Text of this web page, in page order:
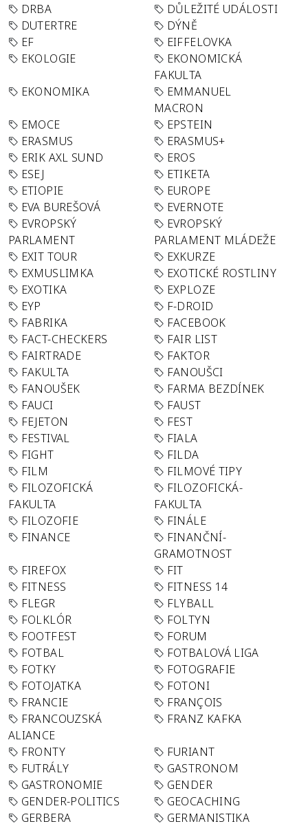
DRBA
DŮLEŽITÉ UDÁLOSTI
DUTERTRE
DÝNĚ
EF
EIFFELOVKA
EKOLOGIE
EKONOMICKÁ
FAKULTA
EKONOMIKA
EMMANUEL
MACRON
EMOCE
EPSTEIN
ERASMUS
ERASMUS+
ERIK AXL SUND
EROS
ESEJ
ETIKETA
ETIOPIE
EUROPE
EVA BUREŠOVÁ
EVERNOTE
EVROPSKÝ
PARLAMENT
EVROPSKÝ
PARLAMENT MLÁDEŽE
EXIT TOUR
EXKURZE
EXMUSLIMKA
EXOTICKÉ ROSTLINY
EXOTIKA
EXPLOZE
EYP
F-DROID
FABRIKA
FACEBOOK
FACT-CHECKERS
FAIR LIST
FAIRTRADE
FAKTOR
FAKULTA
FANOUŠCI
FANOUŠEK
FARMA BEZDÍNEK
FAUCI
FAUST
FEJETON
FEST
FESTIVAL
FIALA
FIGHT
FILDA
FILM
FILMOVÉ TIPY
FILOZOFICKÁ
FAKULTA
FILOZOFICKÁ-
FAKULTA
FILOZOFIE
FINÁLE
FINANCE
FINANČNÍ-
GRAMOTNOST
FIREFOX
FIT
FITNESS
FITNESS 14
FLEGR
FLYBALL
FOLKLÓR
FOLTYN
FOOTFEST
FORUM
FOTBAL
FOTBALOVÁ LIGA
FOTKY
FOTOGRAFIE
FOTOJATKA
FOTONI
FRANCIE
FRANÇOIS
FRANCOUZSKÁ
ALIANCE
FRANZ KAFKA
FRONTY
FURIANT
FUTRÁLY
GASTRONOM
GASTRONOMIE
GENDER
GENDER-POLITICS
GEOCACHING
GERBERA
GERMANISTIKA